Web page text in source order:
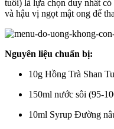
tuổi) là lựa chọn duy nhất
và hậu vị ngọt mật ong để
Nguyên liệu chuẩn bị:
10g Hồng Trà Shan
150ml nước sôi (95-
10ml Syrup Đường